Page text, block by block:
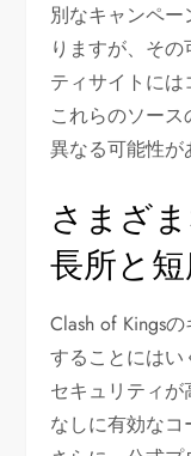
別なキャンペ
りますが、そ
ティサイトには
これらのソース
異なる可能性が
さまざ
長所と
Clash of Kings
することにはい
セキュリティ
なしに有効なコ